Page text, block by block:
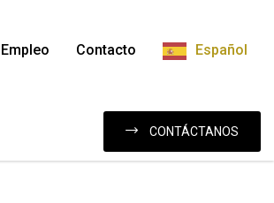
Empleo Contacto Español
CONTÁCTANOS